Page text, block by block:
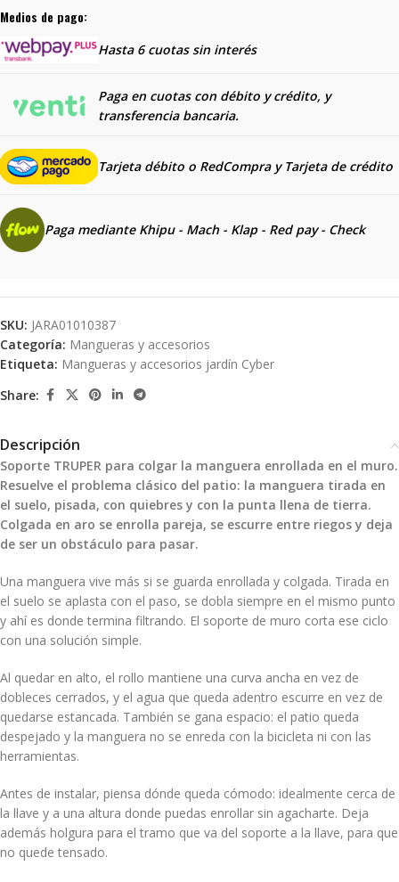
Medios de pago:
Hasta 6 cuotas sin interés
Paga en cuotas con débito y crédito, y
transferencia bancaria.
Tarjeta débito o RedCompra y Tarjeta de crédito
Paga mediante Khipu - Mach - Klap - Red pay - Check
SKU: JARA01010387
Categoría: Mangueras y accesorios
Etiqueta: Mangueras y accesorios jardín Cyber
Share:
Descripción
Soporte TRUPER para colgar la manguera enrollada en el muro.
Resuelve el problema clásico del patio: la manguera tirada en
el suelo, pisada, con quiebres y con la punta llena de tierra.
Colgada en aro se enrolla pareja, se escurre entre riegos y deja
de ser un obstáculo para pasar.
Una manguera vive más si se guarda enrollada y colgada. Tirada en
el suelo se aplasta con el paso, se dobla siempre en el mismo punto
y ahí es donde termina filtrando. El soporte de muro corta ese ciclo
con una solución simple.
Al quedar en alto, el rollo mantiene una curva ancha en vez de
dobleces cerrados, y el agua que queda adentro escurre en vez de
quedarse estancada. También se gana espacio: el patio queda
despejado y la manguera no se enreda con la bicicleta ni con las
herramientas.
Antes de instalar, piensa dónde queda cómodo: idealmente cerca de
la llave y a una altura donde puedas enrollar sin agacharte. Deja
además holgura para el tramo que va del soporte a la llave, para que
no quede tensado.